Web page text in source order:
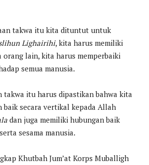
takwa itu kita dituntut untuk
Lighairihi, kita harus memiliki
orang lain, kita harus memperbaiki
semua manusia.
takwa itu harus dipastikan bahwa kita
baik secara vertikal kepada Allah
dan juga memiliki hubungan baik
sesama manusia.
Khutbah Jum’at Korps Muballigh